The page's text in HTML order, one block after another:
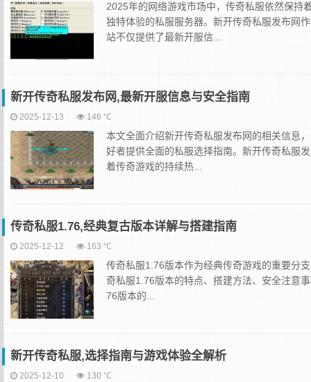
2025年的网络游戏市场中，传奇私服依然保持
独特体验的私服服务器。新开传奇私服发布网
站不仅提供了最新开服信...
新开传奇私服发布网,最新开服信息与安全指南
2025-12-13 146 ℃
本文全面介绍新开传奇私服发布网的相关信息
好者提供全面的私服选择指南。新开传奇私服
着传奇游戏的持续热...
传奇私服1.76,经典复古版本详解与搭建指南
2025-12-12 163 ℃
传奇私服1.76版本作为经典传奇游戏的重要分
奇私服1.76版本的特点、搭建方法、安全注意
76版本的...
新开传奇私服,选择指南与游戏体验全解析
2025-12-10 130 ℃